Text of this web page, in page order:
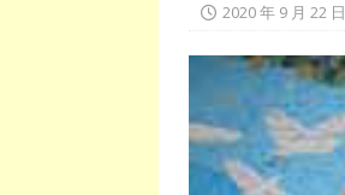
2020 年 9 月 22 日